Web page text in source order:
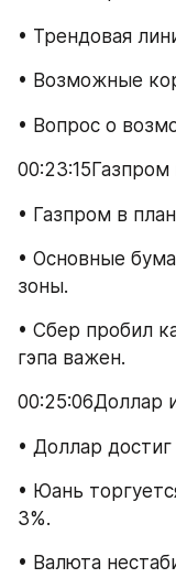
• Трендовая
• Возможные
• Вопрос о
• Газпром в
• Основные
зоны.
• Сбер пробил
гэпа важен.
00:25:06Доллар
• Доллар
• Юань
3%.
• Валюта